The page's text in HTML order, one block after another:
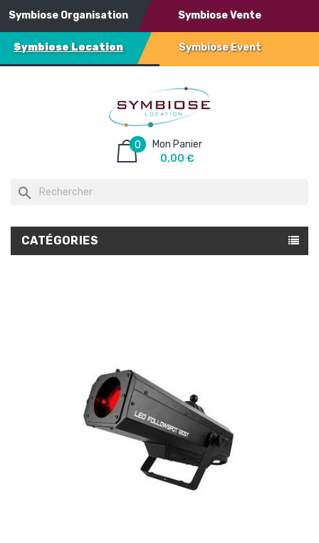
Symbiose Organisation Symbiose Vente
Symbiose Location Symbiose Event
Mon Panier
0
0,00 €
search
CATÉGORIES